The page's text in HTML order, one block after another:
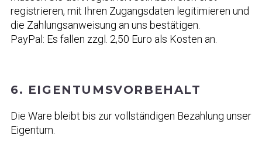
registrieren, mit Ihren Zugangsdaten legitimieren und
die Zahlungsanweisung an uns bestätigen.
PayPal: Es fallen zzgl. 2,50 Euro als Kosten an.
6. EIGENTUMSVORBEHALT
Die Ware bleibt bis zur vollständigen Bezahlung unser
Eigentum.